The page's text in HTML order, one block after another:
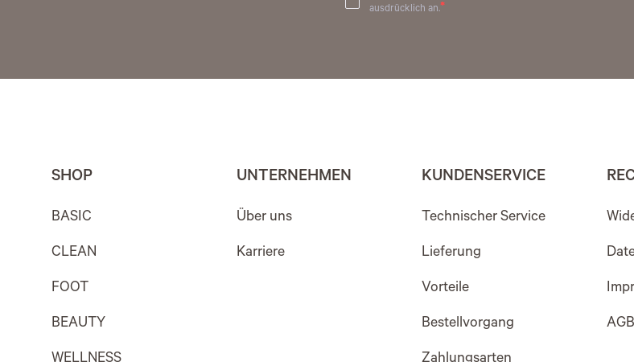
ausdrücklich an.
SHOP
BASIC
CLEAN
FOOT
BEAUTY
UNTERNEHMEN
Über uns
Karriere
KUNDENSERVICE
Technischer Service
Lieferung
Vorteile
Bestellvorgang AGB